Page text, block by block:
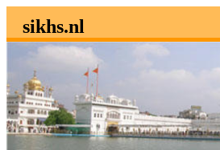
sikhs.nl